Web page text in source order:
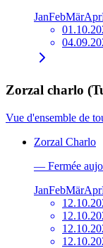
JanFebMärApr
Zorzal charlo
Vue d'ensemble de
Zorzal Charlo
— Fermée
JanFebMärApr